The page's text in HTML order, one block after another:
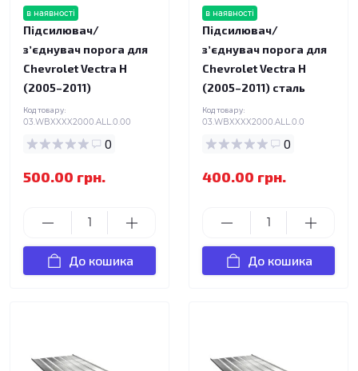
в наявності
Підсилювач/
зʼєднувач порога для
Chevrolet Vectra H
(2005–2011)
Код товару:
03.WBXXXX2000.ALL.0.00
0
500.00 грн.
До кошика
в наявності
Підсилювач/
зʼєднувач порога для
Chevrolet Vectra H
(2005–2011) сталь
Код товару:
03.WBXXXX2000.ALL.0.0
0
400.00 грн.
До кошика